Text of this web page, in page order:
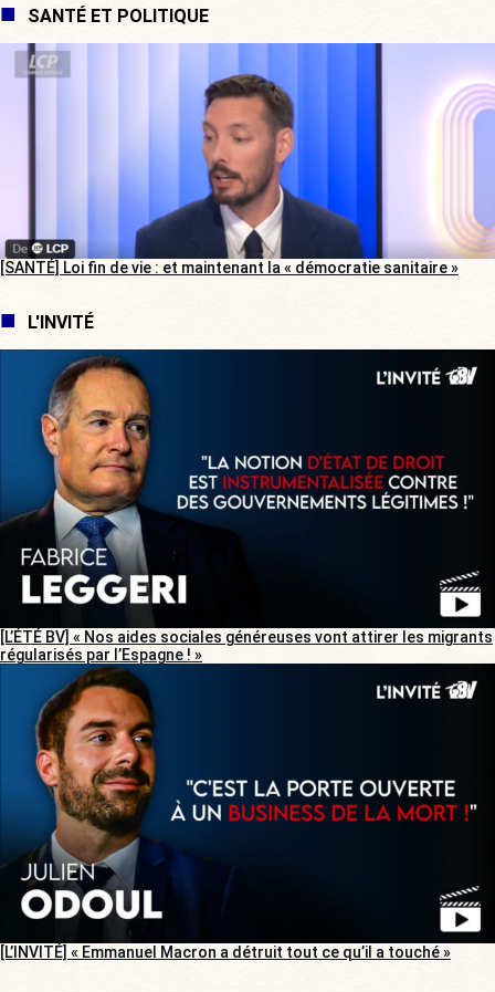
SANTÉ ET POLITIQUE
[SANTÉ] Loi fin de vie : et maintenant la « démocratie sanitaire »
L'INVITÉ
[L’ÉTÉ BV] « Nos aides sociales généreuses vont attirer les migrants
régularisés par l’Espagne ! »
[L’INVITÉ] « Emmanuel Macron a détruit tout ce qu’il a touché »